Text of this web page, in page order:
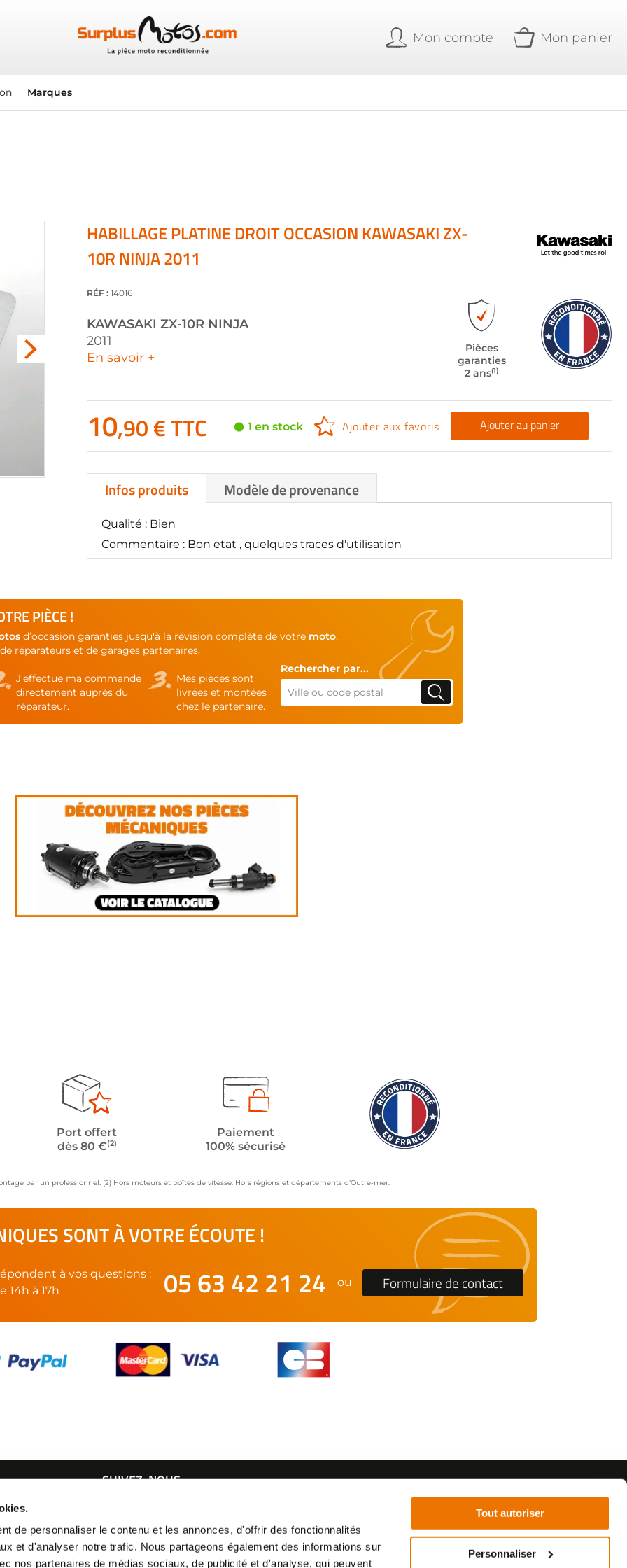
de personnaliser le contenu et les annonces, d'offrir des fonctionnalités
et d'analyser notre trafic. Nous partageons également des informations sur
nos partenaires de médias sociaux, de publicité et d'analyse, qui peuvent
Tout autoriser
Personnaliser
Mon compte Mon panier
Marques
HABILLAGE PLATINE DROIT OCCASION KAWASAKI ZX-
10R NINJA 2011
RÉF : 14016
KAWASAKI ZX-10R NINJA
2011
En savoir +
Pièces
garanties
2 ans(1)
10,90 € TTC 1 en stock Ajouter aux favoris Ajouter au panier
Infos produits
Qualité : Bien
Commentaire : Bon etat , quelques traces d'utilisation
Modèle de provenance
PIÈCE !
d’occasion garanties jusqu'à la révision complète de votre moto,
réparateurs et de garages partenaires.
J’effectue ma commande
directement auprès du
réparateur.
Mes pièces sont
livrées et montées
chez le partenaire.
Rechercher par...
Port offert
dès 80 €(2)
Paiement
100% sécurisé
par un professionnel. (2) Hors moteurs et boîtes de vitesse. Hors régions et départements d’Outre-mer.
SONT À VOTRE ÉCOUTE !
à vos questions :
14h à 17h
05 63 42 21 24 ou Formulaire de contact
SUIVEZ-NOUS